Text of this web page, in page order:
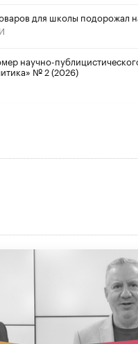
для школы подорожал
научно-
№ 2 (2026)